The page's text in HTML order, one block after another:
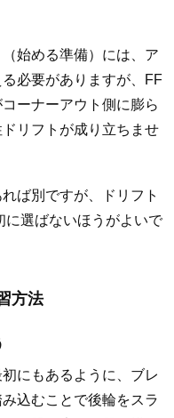
始める準備）には、ア
必要がありますが、FF
ーナーアウト側に膨ら
リフトが成り立ちませ
ば別ですが、ドリフト
に選ばないほうがよいで
方法
にもあるように、ブレ
込むことで後輪をスラ